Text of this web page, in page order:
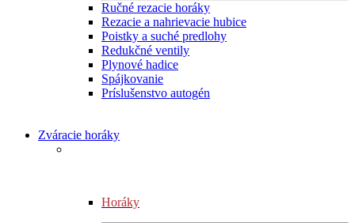
Ručné rezacie horáky
Rezacie a nahrievacie hubice
Poistky a suché predlohy
Redukčné ventily
Plynové hadice
Spájkovanie
Príslušenstvo autogén
Zváracie horáky
Horáky